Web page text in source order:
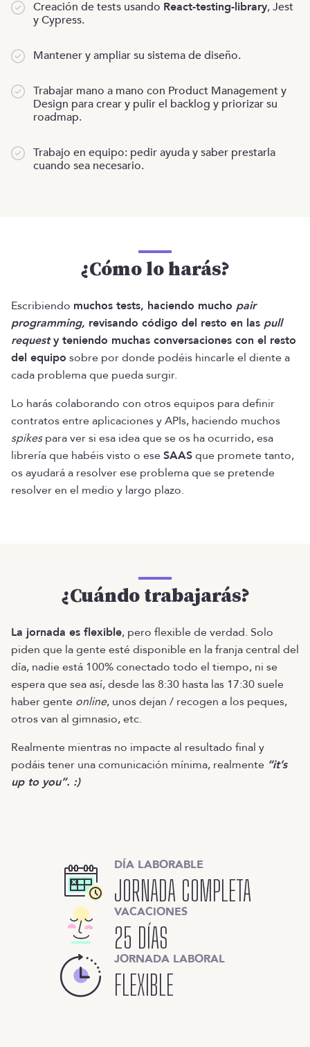
Creación de tests usando React-testing-library, Jest
y Cypress.
Mantener y ampliar su sistema de diseño.
Trabajar mano a mano con Product Management y
Design para crear y pulir el backlog y priorizar su
roadmap.
Trabajo en equipo: pedir ayuda y saber prestarla
cuando sea necesario.
¿Cómo lo harás?
Escribiendo muchos tests, haciendo mucho pair
programming, revisando código del resto en las pull
requesty teniendo muchas conversaciones con el resto
del equipo sobre por donde podéis hincarle el diente a
cada problema que pueda surgir.
Lo harás colaborando con otros equipos para definir
contratos entre aplicaciones y APIs, haciendo muchos
spikespara ver si esa idea que se os ha ocurrido, esa
librería que habéis visto o eseSAASque promete tanto,
os ayudará a resolver ese problema que se pretende
resolver en el medio y largo plazo.
¿Cuándo trabajarás?
La jornada es flexible, pero flexible de verdad. Solo
piden que la gente esté disponible en la franja central del
día, nadie está 100% conectado todo el tiempo, ni se
espera que sea así, desde las 8:30 hasta las 17:30 suele
haber gente online, unos dejan / recogen a los peques,
otros van al gimnasio, etc.
Realmente mientras no impacte al resultado final y
podáis tener una comunicación mínima, realmente “it’s
up to you”. :)
DÍA LABORABLE
JORNADA COMPLETA
VACACIONES
25 DÍAS
JORNADA LABORAL
FLEXIBLE